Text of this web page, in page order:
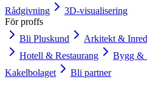
Rådgivning
3D-visualisering
För proffs
Bli Pluskund
Arkitekt &
Hotell & Restaurang
Bygg &
Kakelbolaget
Bli partner